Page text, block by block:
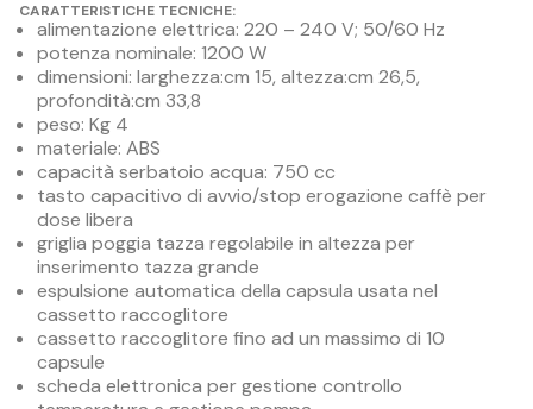
CARATTERISTICHE TECNICHE:
alimentazione elettrica: 220 – 240 V; 50/60 Hz
potenza nominale: 1200 W
dimensioni: larghezza:cm 15, altezza:cm 26,5,
profondità:cm 33,8
peso: Kg 4
materiale: ABS
capacità serbatoio acqua: 750 cc
tasto capacitivo di avvio/stop erogazione caffè per
dose libera
griglia poggia tazza regolabile in altezza per
inserimento tazza grande
espulsione automatica della capsula usata nel
cassetto raccoglitore
cassetto raccoglitore fino ad un massimo di 10
capsule
scheda elettronica per gestione controllo